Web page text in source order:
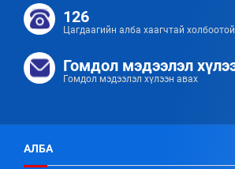
126
Цагдаагийн алба хаагчтай
Гомдол мэдээлэл
Гомдол мэдээлэл хүлээн авах
АЛБА